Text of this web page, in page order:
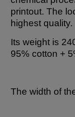
printout. The
highest quality.
Its weight is
95% cotton +
The width of